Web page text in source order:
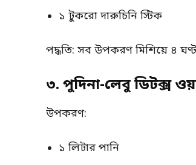
১ টুকরো দারুচিনি স্টিক
পদ্ধতি: সব উপকরণ মিশিয়ে ৪
৩. পুদিনা-লেবু ডিটক্স
উপকরণ:
১ লিটার পানি